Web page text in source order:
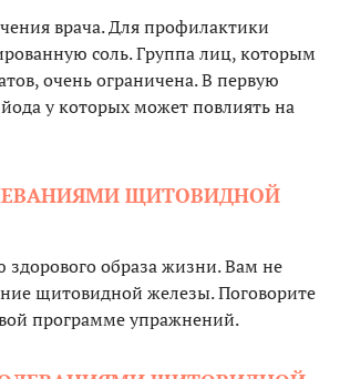
врача. Для профилактики
соль. Группа лиц, которым
очень ограничена. В первую
у которых может повлиять на
ЩИТОВИДНОЙ
здорового образа жизни. Вам не
щитовидной железы. Поговорите
программе упражнений.